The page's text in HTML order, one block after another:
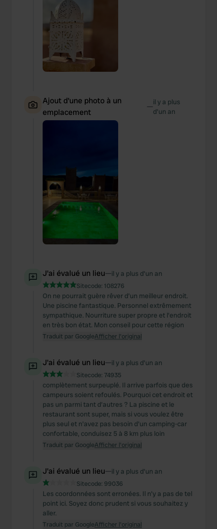
Ajout d'une photo à un
emplacement
—il y a plus
d’un an
J'ai évalué un lieu—il y a plus d’un an
Sitecode: 108276
On ne pourrait guère rêver d’un meilleur endroit.
Une piscine fantastique. Personnel extrêmement
sympathique. Nourriture super propre et l'endroit
en très bon état. Mon conseil pour cette région
Traduit par GoogleAfficher l'original
J'ai évalué un lieu—il y a plus d’un an
Sitecode: 74935
complètement surpeuplé. Il arrive parfois que des
campeurs soient refoulés. Pourquoi cet endroit et
pas un parmi tant d’autres ? La piscine et le
restaurant sont super, mais si vous voulez être
plus seul et n'avez pas besoin d'un camping-car
confortable, conduisez 5 à 8 km plus loin
Traduit par GoogleAfficher l'original
J'ai évalué un lieu—il y a plus d’un an
Sitecode: 99036
Les coordonnées sont erronées. Il n’y a pas de tel
point ici. Soyez donc prudent si vous souhaitez y
aller.
Traduit par GoogleAfficher l'original